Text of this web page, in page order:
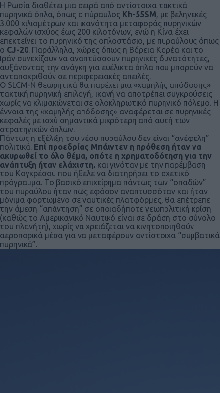
Η Ρωσία διαθέτει μια σειρά από αντίστοιχα τακτικά
πυρηνικά όπλα, όπως ο πύραυλος Kh-55SM, με βεληνεκές
3.000 χιλιομέτρων και ικανότητα μεταφοράς πυρηνικών
κεφαλών ισχύος έως 200 κιλοτόνων, ενώ η Κίνα έχει
επεκτείνει το πυρηνικό της οπλοστάσιο, με πυραύλους όπως
ο CJ-20. Παράλληλα, χώρες όπως η Βόρεια Κορέα και το
Ιράν συνεχίζουν να αναπτύσσουν πυρηνικές δυνατότητες,
αυξάνοντας την ανάγκη για ευέλικτα όπλα που μπορούν να
ανταποκριθούν σε περιφερειακές απειλές.
Ο SLCM-N θεωρητικά θα παρέχει μια «χαμηλής απόδοσης»
τακτική πυρηνική επιλογή, ικανή να αποτρέπει συγκρούσεις
χωρίς να κλιμακώνεται σε ολοκληρωτικό πυρηνικό πόλεμο. Η
έννοια της «χαμηλής απόδοσης» αναφέρεται σε πυρηνικές
κεφαλές με ισχύ σημαντικά μικρότερη από αυτή των
στρατηγικών όπλων.
Πάντως η εξέλιξη του νέου πυραύλου δεν είναι “ανέφελη”
πολιτικά. Επί προεδρίας Μπάιντεν η πρόθεση ήταν να
ακυρωθεί το όλο θέμα, οπότε η χρηματοδότηση για την
ανάπτυξη ήταν ελάχιστη, και γινόταν με την παρέμβαση
του Κογκρέσου που ήθελε να διατηρήσει το σχετικό
πρόγραμμα. Το βασικό επιχείρημα πάντως των “οπαδών”
του πυραύλου ήταν πως εφόσον αναπτυσσόταν και ήταν
μόνιμα φορτωμένο σε ναυτικές πλατφόρμες, θα επέτρεπε
την άμεση “απάντηση” σε οποιαδήποτε γεωπολιτική κρίση
(καθώς το Αμερικανικό Ναυτικό είναι σε δράση στο σύνολο
του πλανήτη), χωρίς να χρειάζεται να κινητοποιηθούν
αεροπορικά μέσα για να μεταφέρουν αντίστοιχα “συμβατικά
πυρηνικά”.